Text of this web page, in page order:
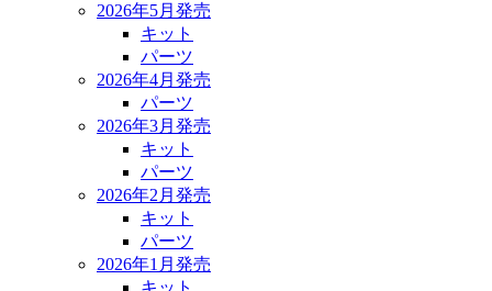
2026年5月発売
キット
パーツ
2026年4月発売
パーツ
2026年3月発売
キット
パーツ
2026年2月発売
キット
パーツ
2026年1月発売